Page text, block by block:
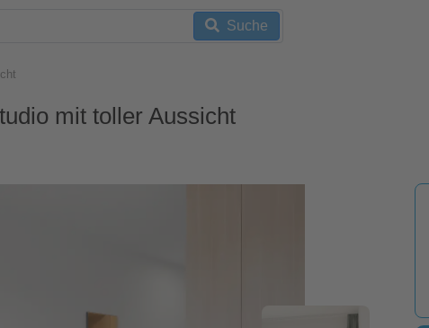
Suche
mit toller Aussicht